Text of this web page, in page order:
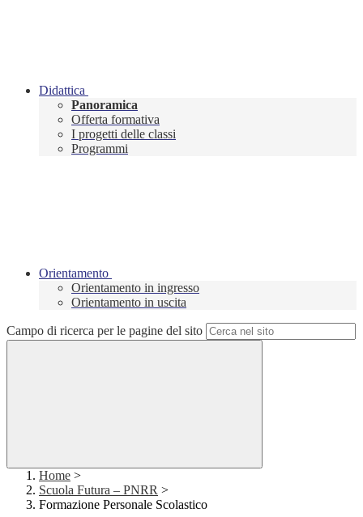
Didattica
Panoramica
Offerta formativa
I progetti delle classi
Programmi
Orientamento
Orientamento in ingresso
Orientamento in uscita
Campo di ricerca per le pagine del sito
Home >
Scuola Futura – PNRR >
Formazione Personale Scolastico